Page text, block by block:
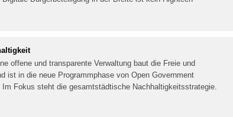
offene und transparente Verwaltung baut die Freie und
ist in die neue Programmphase von Open Government
Fokus steht die gesamtstädtische Nachhaltigkeitsstrategie.